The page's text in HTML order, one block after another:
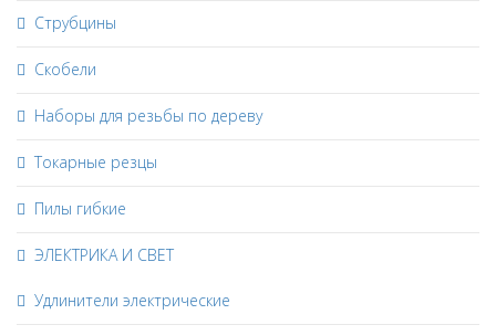
Струбцины
Скобели
Наборы для резьбы по дереву
Токарные резцы
Пилы гибкие
ЭЛЕКТРИКА И СВЕТ
Удлинители электрические